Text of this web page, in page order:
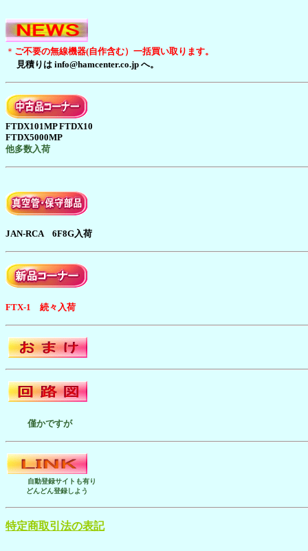
＊ ご不要の無線機器(自作含む）一括買い取ります。
見積りは info@hamcenter.co.jp へ。
FTDX101MP FTDX10
FTDX5000MP
他多数入荷
JAN-RCA 6F8G入荷
FTX-1 続々入荷
僅かですが
自動登録サイトも有り
どんどん登録しよう
特定商取引法の表記